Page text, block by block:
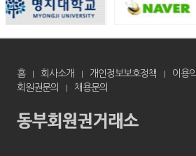
홈 회사소개 개인정보보호정책 이용
회원권문의
채용문의